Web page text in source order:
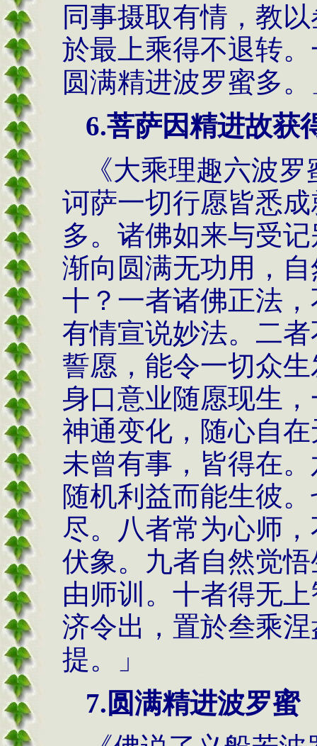
同事摄取有情，教
於最上乘得不退转
圆满精进波罗蜜多
6.菩萨因精进故获
《大乘理趣六波
诃萨一切行愿皆悉
多。诸佛如来与受
渐向圆满无功用，
十？一者诸佛正法
有情宣说妙法。二
誓愿，能令一切众
身口意业随愿现生
神通变化，随心自
未曾有事，皆得在
随机利益而能生彼
尽。八者常为心师
伏象。九者自然觉
由师训。十者得无
济令出，置於叁乘
提。」
7.圆满精进波罗蜜